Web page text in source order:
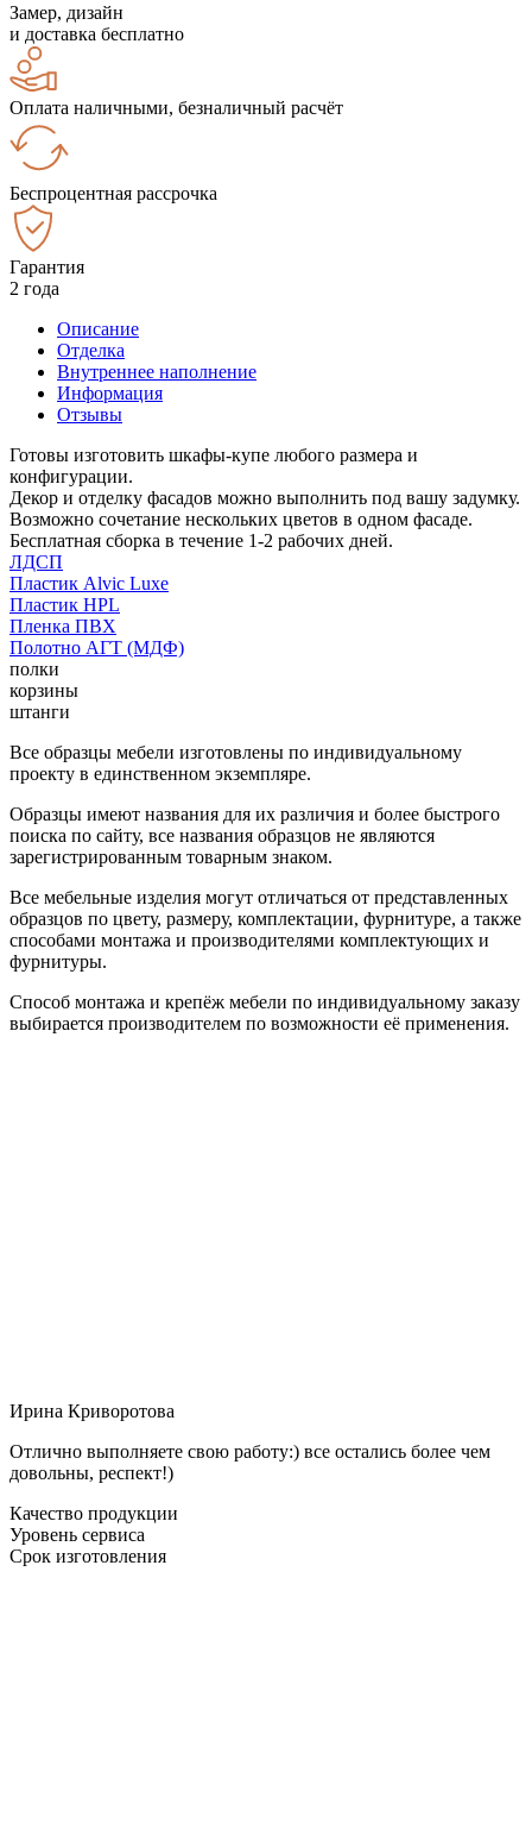
Замер, дизайн
и доставка бесплатно
Оплата наличными, безналичный расчёт
Беспроцентная рассрочка
Гарантия
2 года
Описание
Отделка
Внутреннее наполнение
Информация
Отзывы
Готовы изготовить шкафы-купе любого размера и
конфигурации.
Декор и отделку фасадов можно выполнить под вашу задумку.
Возможно сочетание нескольких цветов в одном фасаде.
Бесплатная сборка в течение 1-2 рабочих дней.
ЛДСП
Пластик Alvic Luxe
Пластик HPL
Пленка ПВХ
Полотно АГТ (МДФ)
полки
корзины
штанги
Все образцы мебели изготовлены по индивидуальному
проекту в единственном экземпляре.
Образцы имеют названия для их различия и более быстрого
поиска по сайту, все названия образцов не являются
зарегистрированным товарным знаком.
Все мебельные изделия могут отличаться от представленных
образцов по цвету, размеру, комплектации, фурнитуре, а также
способами монтажа и производителями комплектующих и
фурнитуры.
Способ монтажа и крепёж мебели по индивидуальному заказу
выбирается производителем по возможности её применения.
Ирина Криворотова
Отлично выполняете свою работу:) все остались более чем
довольны, респект!)
Качество продукции
Уровень сервиса
Срок изготовления